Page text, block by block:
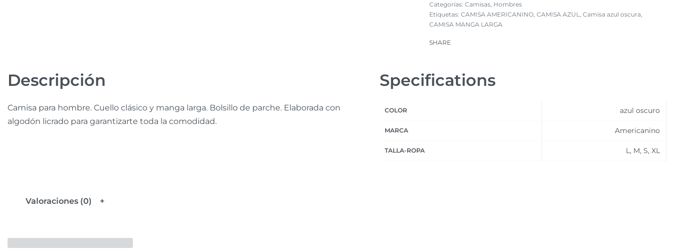
Categorías: Camisas, Hombres
Etiquetas: CAMISA AMERICANINO, CAMISA AZUL, Camisa azul oscura,
CAMISA MANGA LARGA
SHARE
Descripción
Camisa para hombre. Cuello clásico y manga larga. Bolsillo de parche. Elaborada con
algodón licrado para garantizarte toda la comodidad.
Specifications
COLOR azul oscuro
MARCA Americanino
TALLA-ROPA L, M, S, XL
Valoraciones (0)